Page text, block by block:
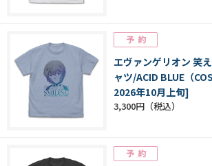
エヴァンゲリオン 笑
ャツ/ACID BLUE（
2026年10月上旬]
3,300円